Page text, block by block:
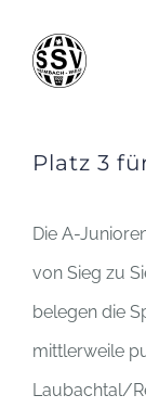
Inhalt
Platz 3
Die A-
von Sieg zu
belegen die
mittlerweile
Laubachtal/